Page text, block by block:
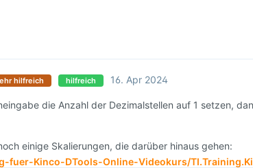
hilfreich hilfreich 16. Apr 2024
die Anzahl der Dezimalstellen auf 1 setzen,
einige Skalierungen, die darüber hinaus gehen:
fuer-Kinco-DTools-Online-Videokurs/